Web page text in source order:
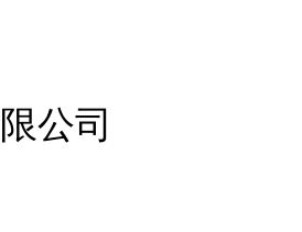
公司